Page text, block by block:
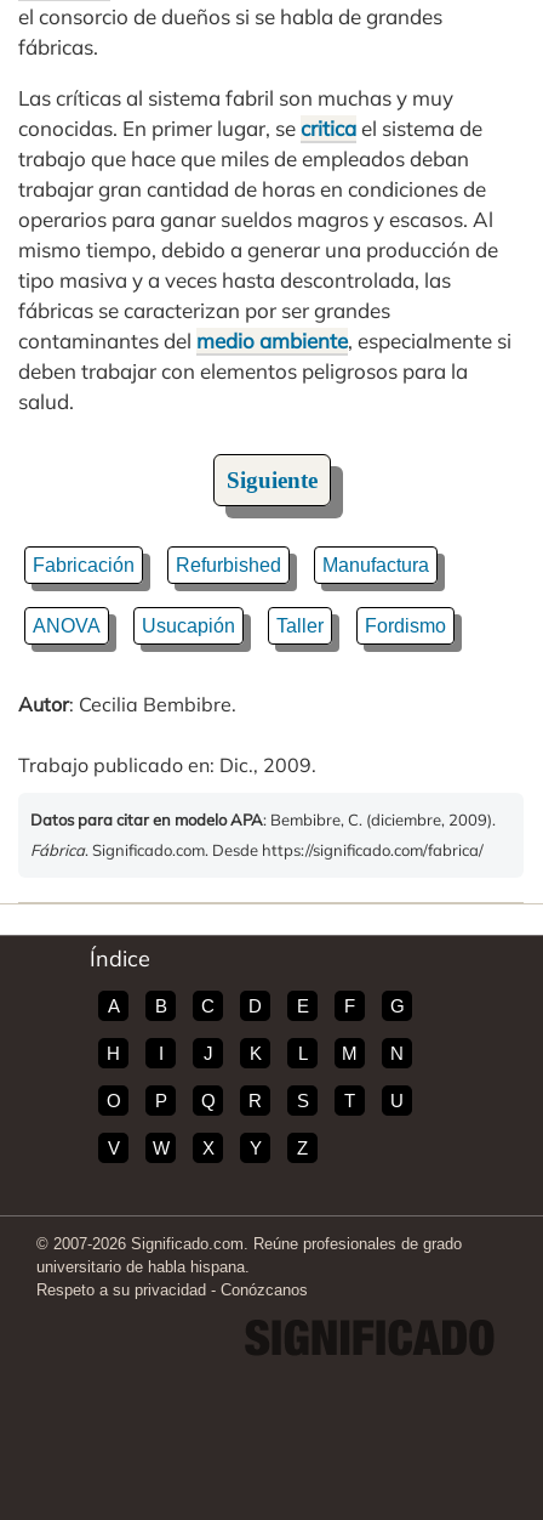
el consorcio de dueños si se habla de grandes
fábricas.
Las críticas al sistema fabril son muchas y muy
conocidas. En primer lugar, secriticael sistema de
trabajo que hace que miles de empleados deban
trabajar gran cantidad de horas en condiciones de
operarios para ganar sueldos magros y escasos. Al
mismo tiempo, debido a generar una producción de
tipo masiva y a veces hasta descontrolada, las
fábricas se caracterizan por ser grandes
contaminantes del medio ambiente, especialmente si
deben trabajar con elementos peligrosos para la
salud.
Siguiente
Fabricación Refurbished Manufactura
ANOVA Usucapión Taller Fordismo
Autor: Cecilia Bembibre.
Trabajo publicado en: Dic., 2009.
Datos para citar en modelo APA: Bembibre, C. (diciembre, 2009).
Fábrica. Significado.com. Desde https://significado.com/fabrica/
Índice
A B C D E F G
H I J K L M N
O P Q R S T U
V W X Y Z
© 2007-2026 Significado.com. Reúne profesionales de grado
universitario de habla hispana.
Respeto a su privacidad - Conózcanos